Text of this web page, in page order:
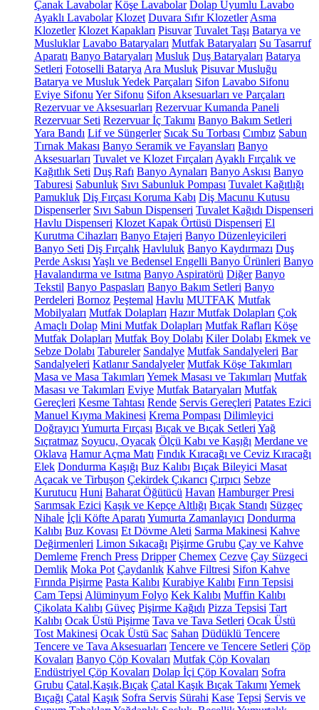
Çanak Lavabolar Köşe Lavabolar Dolap Uyumlu Lavabo
Ayaklı Lavabolar Klozet Duvara Sıfır Klozetler Asma
Klozetler Klozet Kapakları Pisuvar Tuvalet Taşı Batarya ve
Musluklar Lavabo Bataryaları Mutfak Bataryaları Su Tasarruf
Aparatı Banyo Bataryaları Musluk Duş Bataryaları Batarya
Setleri Fotoselli Batarya Ara Musluk Pisuvar Musluğu
Batarya ve Musluk Yedek Parçaları Sifon Lavabo Sifonu
Eviye Sifonu Yer Sifonu Sifon Aksesuarları ve Parçaları
Rezervuar ve Aksesuarları Rezervuar Kumanda Paneli
Rezervuar Seti Rezervuar İç Takımı Banyo Bakım Setleri
Yara Bandı Lif ve Süngerler Sıcak Su Torbası Cımbız Sabun
Tırnak Makası Banyo Seramik ve Fayansları Banyo
Aksesuarları Tuvalet ve Klozet Fırçaları Ayaklı Fırçalık ve
Kağıtlık Seti Duş Rafı Banyo Aynaları Banyo Askısı Banyo
Taburesi Sabunluk Sıvı Sabunluk Pompası Tuvalet Kağıtlığı
Pamukluk Diş Fırçası Koruma Kabı Diş Macunu Kutusu
Dispenserler Sıvı Sabun Dispenseri Tuvalet Kağıdı Dispenseri
Havlu Dispenseri Klozet Kapak Örtüsü Dispenseri El
Kurutma Cihazları Banyo Etajeri Banyo Düzenleyicileri
Banyo Seti Diş Fırçalık Havluluk Banyo Kaydırmazı Duş
Perde Askısı Yaşlı ve Bedensel Engelli Banyo Ürünleri Banyo
Havalandırma ve Isıtma Banyo Aspiratörü Diğer Banyo
Tekstil Banyo Paspasları Banyo Bakım Setleri Banyo
Perdeleri Bornoz Peştemal Havlu MUTFAK Mutfak
Mobilyaları Mutfak Dolapları Hazır Mutfak Dolapları Çok
Amaçlı Dolap Mini Mutfak Dolapları Mutfak Rafları Köşe
Mutfak Dolapları Mutfak Boy Dolabı Kiler Dolabı Ekmek ve
Sebze Dolabı Tabureler Sandalye Mutfak Sandalyeleri Bar
Sandalyeleri Katlanır Sandalyeler Mutfak Köşe Takımları
Masa ve Masa Takımları Yemek Masası ve Takımları Mutfak
Masası ve Takımları Eviye Mutfak Bataryaları Mutfak
Gereçleri Kesme Tahtası Rende Servis Gereçleri Patates Ezici
Manuel Kıyma Makinesi Krema Pompası Dilimleyici
Doğrayıcı Yumurta Fırçası Bıçak ve Bıçak Setleri Yağ
Sıçratmaz Soyucu, Oyacak Ölçü Kabı ve Kaşığı Merdane ve
Oklava Hamur Açma Matı Fındık Kıracağı ve Ceviz Kıracağı
Elek Dondurma Kaşığı Buz Kalıbı Bıçak Bileyici Masat
Açacak ve Tirbuşon Çekirdek Çıkarıcı Çırpıcı Sebze
Kurutucu Huni Baharat Öğütücü Havan Hamburger Presi
Sarımsak Ezici Kaşık ve Kepçe Altlığı Bıçak Standı Süzgeç
Nihale İçli Köfte Aparatı Yumurta Zamanlayıcı Dondurma
Kalıbı Buz Kovası Et Dövme Aleti Sarma Makinesi Kahve
Değirmenleri Limon Sıkacağı Pişirme Grubu Çay ve Kahve
Demleme French Press Dripper Chemex Cezve Çay Süzgeci
Demlik Moka Pot Çaydanlık Kahve Filtresi Sifon Kahve
Fırında Pişirme Pasta Kalıbı Kurabiye Kalıbı Fırın Tepsisi
Cam Tepsi Alüminyum Folyo Kek Kalıbı Muffin Kalıbı
Çikolata Kalıbı Güveç Pişirme Kağıdı Pizza Tepsisi Tart
Kalıbı Ocak Üstü Pişirme Tava ve Tava Setleri Ocak Üstü
Tost Makinesi Ocak Üstü Sac Sahan Düdüklü Tencere
Tencere ve Tava Aksesuarları Tencere ve Tencere Setleri Çöp
Kovaları Banyo Çöp Kovaları Mutfak Çöp Kovaları
Endüstriyel Çöp Kovaları Dolap İçi Çöp Kovaları Sofra
Grubu Çatal,Kaşık,Bıçak Çatal Kaşık Bıçak Takımı Yemek
Bıçağı Çatal Kaşık Sofra Servis Sürahi Kase Tepsi Servis ve